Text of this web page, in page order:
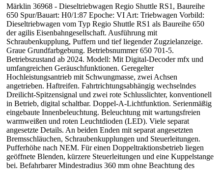
Märklin 36968 - Dieseltriebwagen Regio Shuttle RS1, Baureihe
650 Spur/Bauart: H0/1:87 Epoche: VI Art: Triebwagen Vorbild:
Dieseltriebwagen vom Typ Regio Shuttle RS1 als Baureihe 650
der agilis Eisenbahngesellschaft. Ausführung mit
Schraubenkupplung, Puffern und tief liegender Zugzielanzeige.
Graue Grundfarbgebung. Betriebsnummer 650 701-5.
Betriebszustand ab 2024. Modell: Mit Digital-Decoder mfx und
umfangreichen Geräuschfunktionen. Geregelter
Hochleistungsantrieb mit Schwungmasse, zwei Achsen
angetrieben. Haftreifen. Fahrtrichtungsabhängig wechselndes
Dreilicht-Spitzensignal und zwei rote Schlusslichter, konventionell
in Betrieb, digital schaltbar. Doppel-A-Lichtfunktion. Serienmäßig
eingebaute Innenbeleuchtung. Beleuchtung mit wartungsfreien
warmweißen und roten Leuchtdioden (LED). Viele separat
angesetzte Details. An beiden Enden mit separat angesetzten
Bremsschläuchen, Schraubenkupplungen und Steuerleitungen.
Pufferhöhe nach NEM. Für einen Doppeltraktionsbetrieb liegen
geöffnete Blenden, kürzere Steuerleitungen und eine Kuppelstange
bei. Befahrbarer Mindestradius 360 mm ohne Beachtung des